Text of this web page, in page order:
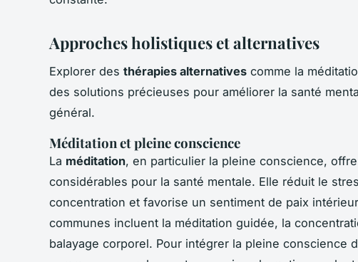
Approches holistiques et alternatives
Explorer des thérapies alternatives comme la
des solutions précieuses pour améliorer la santé
général.
Méditation et pleine conscience
La méditation, en particulier la pleine conscience,
considérables pour la santé mentale. Elle réduit le
concentration et favorise un sentiment de paix
communes incluent la méditation guidée, la
balayage corporel. Pour intégrer la pleine conscience